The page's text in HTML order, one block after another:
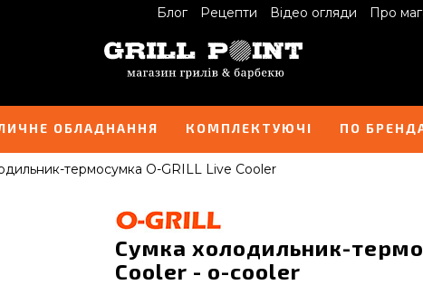
Блог Рецепти Відео огляди Про
ОБЛАДНАННЯ КОМПЛЕКТУЮЧІ ПО
термосумка O-GRILL Live Cooler
Сумка холодильник-
Cooler - o-cooler